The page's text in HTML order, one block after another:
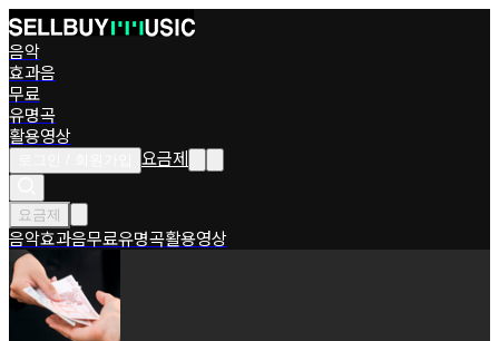
음악
효과음
무료
유명곡
활용영상
요금제
요금제
음악효과음무료유명곡활용영상